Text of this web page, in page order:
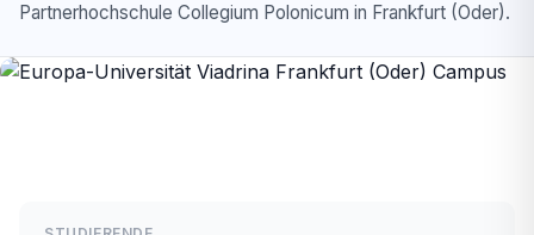
Partnerhochschule Collegium Polonicum in Frankfurt (Oder).